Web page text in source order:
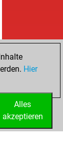
Hier
Alles
akzeptieren